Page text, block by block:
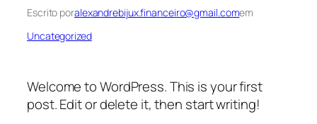
Escrito poralexandrebijux.financeiro@gmail.comem
Uncategorized
Welcome to WordPress. This is your first
post. Edit or delete it, then start writing!